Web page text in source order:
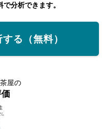
分析できます。
る（無料）
屋の
価